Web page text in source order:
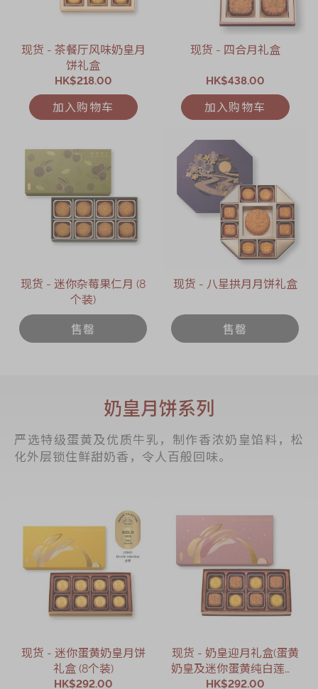
现货 - 茶餐厅风味奶皇月
饼礼盒
HK$218.00
加入购物车
现货 - 四合月礼盒
HK$438.00
加入购物车
现货 - 迷你杂莓果仁月 (8
个装)
售罄
现货 - 八星拱月月饼礼盒
售罄
奶皇月饼系列
严选特级蛋黄及优质牛乳，制作香浓奶皇馅料，松
化外层锁住鲜甜奶香，令人百般回味。
现货 - 迷你蛋黄奶皇月饼
礼盒 (8个装)
HK$292.00
现货 - 奶皇迎月礼盒(蛋黄
奶皇及迷你蛋黄纯白莲蓉)
(8个装)
HK$292.00